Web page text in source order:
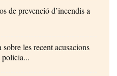
de prevenció d’incendis a
les recent acusacions
policia...